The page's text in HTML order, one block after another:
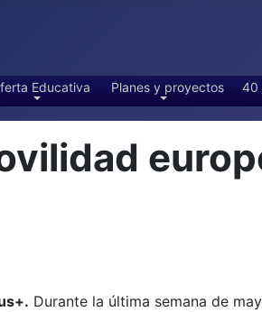
Educativa Planes y proyectos 40
Durante la última semana de